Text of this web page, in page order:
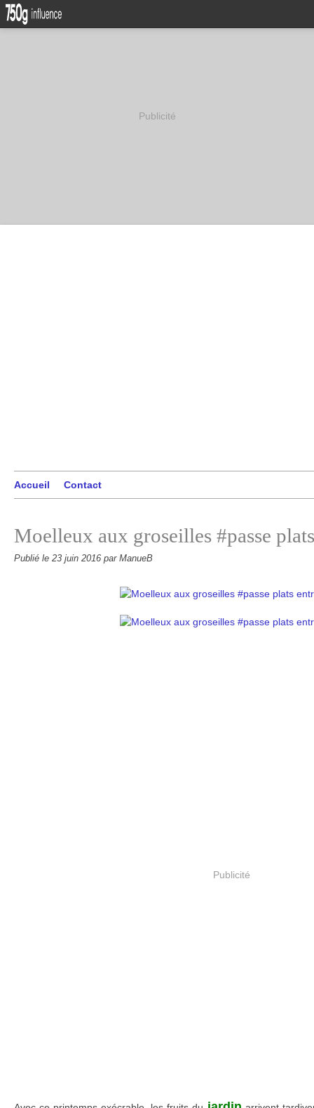
Publicité
Accueil Contact
Moelleux aux groseilles #passe
Publié le 23 juin 2016 par ManueB
Publicité